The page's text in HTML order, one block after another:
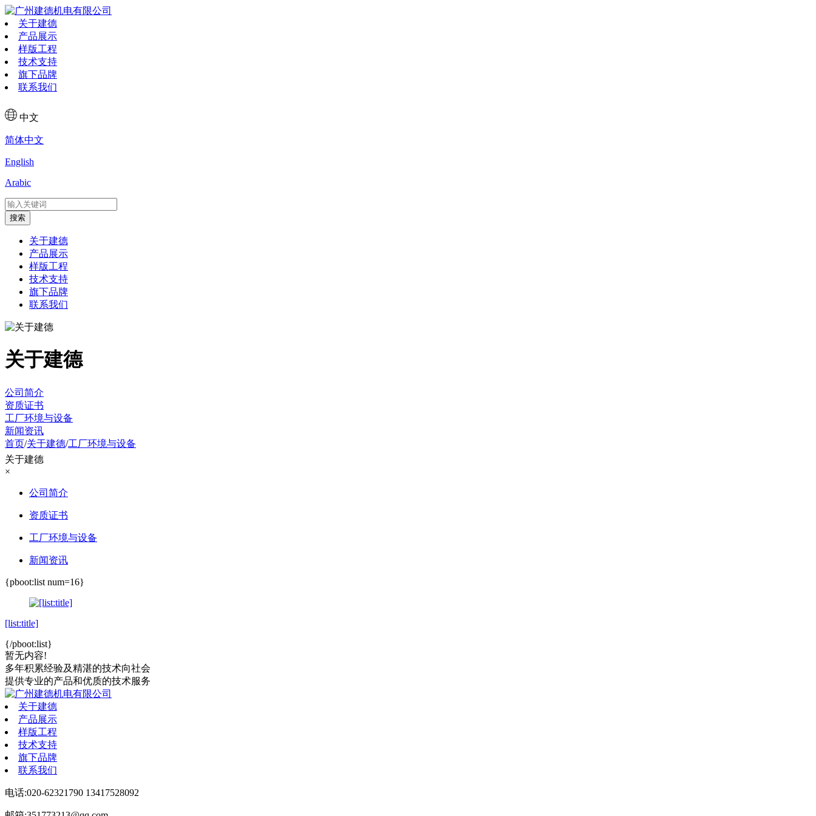
关于建德
产品展示
样版工程
技术支持
旗下品牌
联系我们
中文
简体中文
English
Arabic
搜索
关于建德
产品展示
样版工程
技术支持
旗下品牌
联系我们
关于建德
公司简介
资质证书
工厂环境与设备
新闻资讯
首页/关于建德/工厂环境与设备
关于建德
×
公司简介
资质证书
工厂环境与设备
新闻资讯
{pboot:list num=16}
[list:title]
{/pboot:list}
暂无内容!
多年积累经验及精湛的技术向社会
提供专业的产品和优质的技术服务
关于建德
产品展示
样版工程
技术支持
旗下品牌
联系我们
电话:020-62321790 13417528092